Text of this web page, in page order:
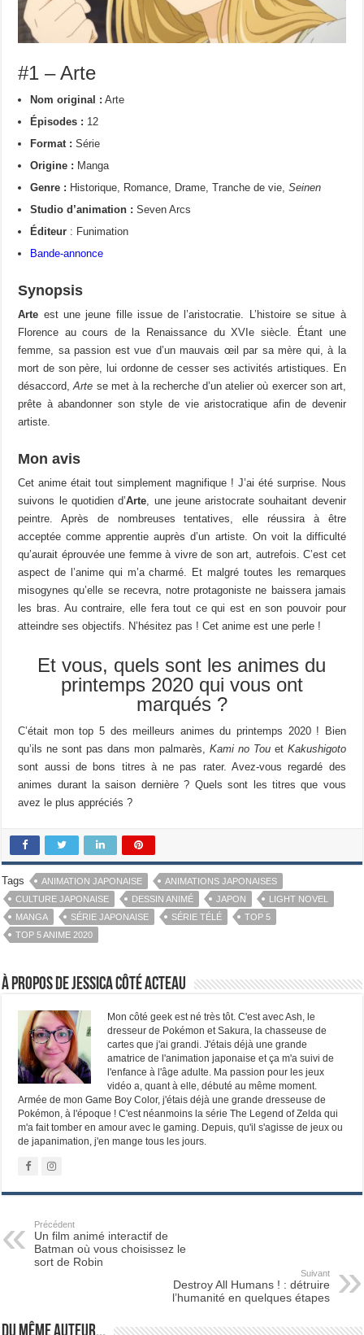
#1 – Arte
Nom original : Arte
Épisodes : 12
Format :Série
Origine : Manga
Genre : Historique, Romance, Drame, Tranche de vie,Seinen
Studio d’animation : Seven Arcs
Éditeur : Funimation
Bande-annonce
Synopsis
Arte est une jeune fille issue de l’aristocratie. L’histoire se situe à
Florence au cours de la Renaissance du XVIe siècle. Étant une
femme, sa passion est vue d’un mauvais œil par sa mère qui, à la
mort de son père, lui ordonne de cesser ses activités artistiques. En
désaccord,Arte se met à la recherche d’un atelier où exercer son art,
prête à abandonner son style de vie aristocratique afin de devenir
artiste.
Mon avis
Cet anime était tout simplement magnifique ! J’ai été surprise. Nous
suivons le quotidien d’Arte, une jeune aristocrate souhaitant devenir
peintre. Après de nombreuses tentatives, elle réussira à être
acceptée comme apprentie auprès d’un artiste. On voit la difficulté
qu’aurait éprouvée une femme à vivre de son art, autrefois. C’est cet
aspect de l’anime qui m’a charmé. Et malgré toutes les remarques
misogynes qu’elle se recevra, notre protagoniste ne baissera jamais
les bras. Au contraire, elle fera tout ce qui est en son pouvoir pour
atteindre ses objectifs. N’hésitez pas ! Cet anime est une perle !
Et vous, quels sont les animes du
printemps 2020 qui vous ont
marqués ?
C’était mon top 5 des meilleurs animes du printemps 2020 ! Bien
qu’ils ne sont pas dans mon palmarès, Kami no Touet Kakushigoto
sont aussi de bons titres à ne pas rater. Avez-vous regardé des
animes durant la saison dernière ? Quels sont les titres que vous
avez le plus appréciés ?
Tags ANIMATION JAPONAISE
ANIMATIONS JAPONAISES
CULTURE JAPONAISE
DESSIN ANIMÉ JAPON
LIGHT NOVEL
MANGA
SÉRIE JAPONAISE SÉRIE TÉLÉ
TOP 5
TOP 5 ANIME 2020
À propos de Jessica Côté Acteau
Mon côté geek est né très tôt. C'est avec Ash, le
dresseur de Pokémon et Sakura, la chasseuse de
cartes que j'ai grandi. J'étais déjà une grande
amatrice de l'animation japonaise et ça m'a suivi de
l'enfance à l'âge adulte. Ma passion pour les jeux
vidéo a, quant à elle, débuté au même moment.
Armée de mon Game Boy Color, j'étais déjà une grande dresseuse de
Pokémon, à l'époque ! C'est néanmoins la série The Legend of Zelda qui
m'a fait tomber en amour avec le gaming. Depuis, qu'il s'agisse de jeux ou
de japanimation, j'en mange tous les jours.
Précédent
Un film animé interactif de
Batman où vous choisissez le
sort de Robin
Suivant
Destroy All Humans ! : détruire
l’humanité en quelques étapes